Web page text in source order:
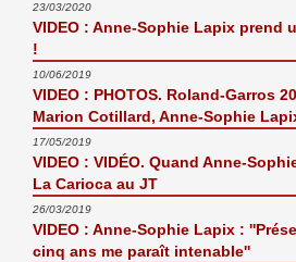
23/03/2020
VIDEO : Anne-Sophie Lapix prend
!
10/06/2019
VIDEO : PHOTOS. Roland-Garros
Marion Cotillard, Anne-Sophie
17/05/2019
VIDEO : VIDÉO. Quand Anne-
La Carioca au JT
26/03/2019
VIDEO : Anne-Sophie Lapix :
cinq ans me paraît intenable''